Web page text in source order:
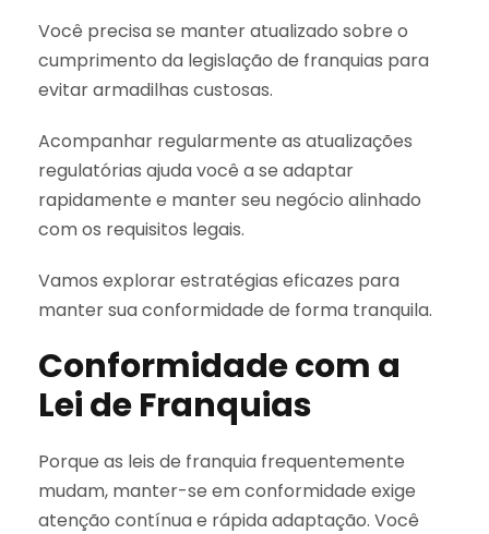
Você precisa se manter atualizado sobre o
cumprimento da legislação de franquias para
evitar armadilhas custosas.
Acompanhar regularmente as atualizações
regulatórias ajuda você a se adaptar
rapidamente e manter seu negócio alinhado
com os requisitos legais.
Vamos explorar estratégias eficazes para
manter sua conformidade de forma tranquila.
Conformidade com a
Lei de Franquias
Porque as leis de franquia frequentemente
mudam, manter-se em conformidade exige
atenção contínua e rápida adaptação. Você